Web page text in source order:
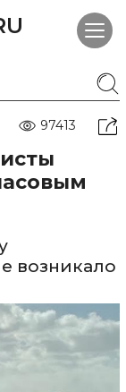
97413
возникало